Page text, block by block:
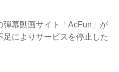
弾幕動画サイト「AcFun」が
足によりサービスを停止した